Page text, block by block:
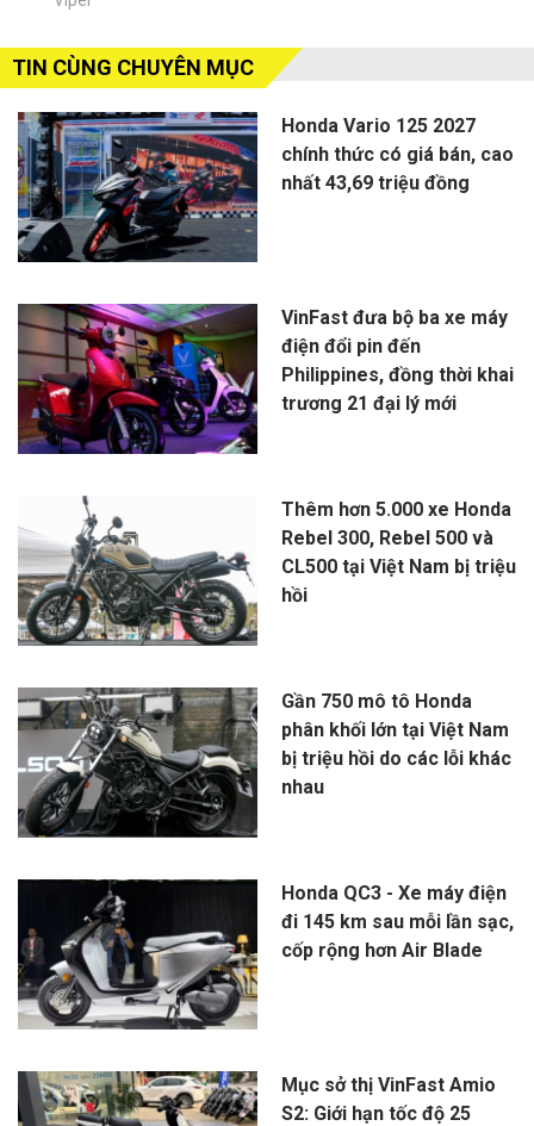
TIN CÙNG CHUYÊN MỤC
Honda Vario 125 2027
chính thức có giá bán, cao
nhất 43,69 triệu đồng
VinFast đưa bộ ba xe máy
điện đổi pin đến
Philippines, đồng thời khai
trương 21 đại lý mới
Thêm hơn 5.000 xe Honda
Rebel 300, Rebel 500 và
CL500 tại Việt Nam bị triệu
hồi
Gần 750 mô tô Honda
phân khối lớn tại Việt Nam
bị triệu hồi do các lỗi khác
nhau
Honda QC3 - Xe máy điện
đi 145 km sau mỗi lần sạc,
cốp rộng hơn Air Blade
Mục sở thị VinFast Amio
S2: Giới hạn tốc độ 25